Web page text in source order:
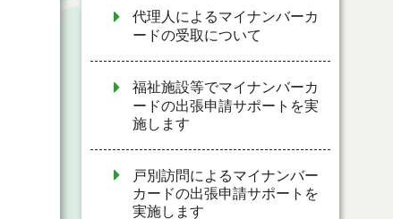
代理人によるマイナンバーカ
ードの受取について
福祉施設等でマイナンバーカ
ードの出張申請サポートを実
施します
戸別訪問によるマイナンバー
カードの出張申請サポートを
実施します